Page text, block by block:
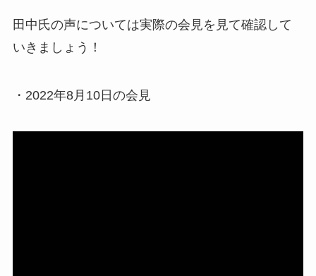
田中氏の声については実際の会見を見て確認して
いきましょう！
・2022年8月10日の会見